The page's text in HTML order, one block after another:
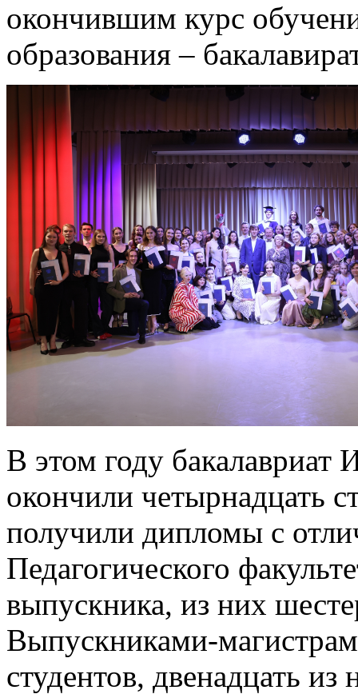
окончившим курс
образования –
В этом году бакалавриат
окончили четырнадцать
получили дипломы с
Педагогического
выпускника, из них
Выпускниками-
студентов, двенадцать